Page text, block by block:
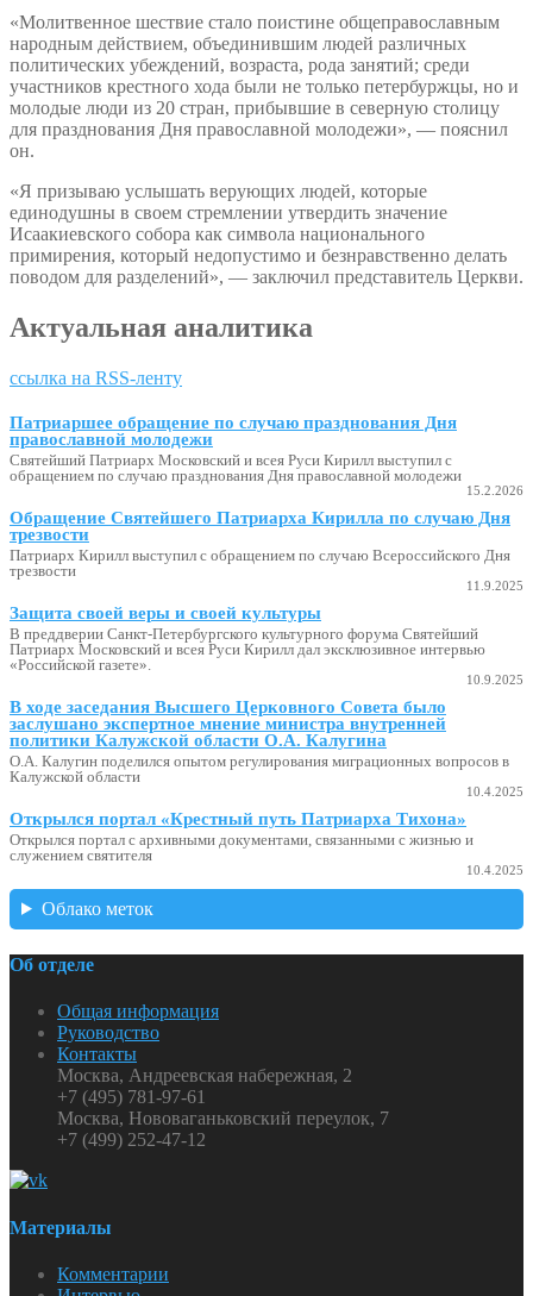
«Молитвенное шествие стало поистине общеправославным
народным действием, объединившим людей различных
политических убеждений, возраста, рода занятий; среди
участников крестного хода были не только петербуржцы, но и
молодые люди из 20 стран, прибывшие в северную столицу
для празднования Дня православной молодежи», — пояснил
он.
«Я призываю услышать верующих людей, которые
единодушны в своем стремлении утвердить значение
Исаакиевского собора как символа национального
примирения, который недопустимо и безнравственно делать
поводом для разделений», — заключил представитель Церкви.
Актуальная аналитика
ссылка на RSS-ленту
Патриаршее обращение по случаю празднования Дня
православной молодежи
Святейший Патриарх Московский и всея Руси Кирилл выступил с
обращением по случаю празднования Дня православной молодежи
15.2.2026
Обращение Святейшего Патриарха Кирилла по случаю Дня
трезвости
Патриарх Кирилл выступил с обращением по случаю Всероссийского Дня
трезвости
11.9.2025
Защита своей веры и своей культуры
В преддверии Санкт-Петербургского культурного форума Святейший
Патриарх Московский и всея Руси Кирилл дал эксклюзивное интервью
«Российской газете».
10.9.2025
В ходе заседания Высшего Церковного Совета было
заслушано экспертное мнение министра внутренней
политики Калужской области О.А. Калугина
О.А. Калугин поделился опытом регулирования миграционных вопросов в
Калужской области
10.4.2025
Открылся портал «Крестный путь Патриарха Тихона»
Открылся портал с архивными документами, связанными с жизнью и
служением святителя
10.4.2025
Облако меток
Об отделе
Общая информация
Руководство
Контакты
Москва, Андреевская набережная, 2
+7 (495) 781-97-61
Москва, Нововаганьковский переулок, 7
+7 (499) 252-47-12
Материалы
Комментарии